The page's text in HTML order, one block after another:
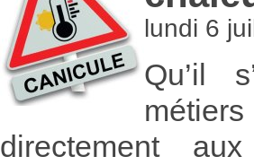
lundi 6
Qu’il
directement